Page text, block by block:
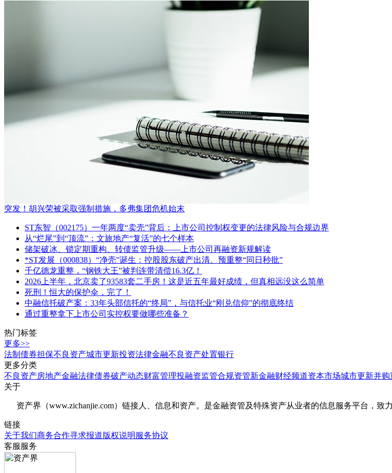
突发！胡兴荣被采取强制措施，多弗集团危机始末
ST东智（002175）一年两度“卖壳”背后：上市公司控制权变更的法律风险与合规边界
从“烂尾”到“顶流”：文旅地产“复活”的七个样本
储架破冰、锁定期重构、转债监管升级——上市公司再融资新规解读
*ST发展（000838）“净壳”诞生：控股股东破产出清、预重整“同日秒批”
千亿德龙重整，“钢铁大王”被判连带清偿16.3亿！
2026上半年，北京卖了93583套二手房！这是近五年最好成绩，但真相远没这么简单
死刑！恒大的保护伞，完了！
中融信托破产案：33年头部信托的“终局”，与信托业“刚兑信仰”的彻底终结
通过重整拿下上市公司实控权要做哪些准备？
热门标签
更多>>
法制 债券担保不良资产城市更新投资法律金融不良资产处置银行
更多分类
不良资产房地产金融法律债券破产动态财富管理投融资监管合规资管新金融财经频道资本市场城市更新并购
关于
资产界（www.zichanjie.com）链接人、信息和资产。是金融资管及特殊资产从业者的信息服务平台，致
链接
关于我们商务合作寻求报道版权说明服务协议
客服服务